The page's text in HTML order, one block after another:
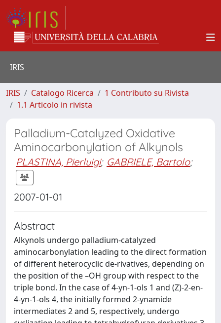
IRIS
IRIS Catalogo Ricerca
1 Contributo su Rivista
1.1 Articolo in rivista
Palladium-Catalyzed Oxidative
Aminocarbonylation of Alkynols
PLASTINA, Pierluigi; GABRIELE, Bartolo;
2007-01-01
Abstract
Alkynols undergo palladium-catalyzed
aminocarbonylation leading to the direct formation
of different heterocyclic de-rivatives, depending on
the position of the –OH group with respect to the
triple bond. In the case of 4-yn-1-ols 1 and (Z)-2-en-
4-yn-1-ols 4, the initially formed 2-ynamide
intermediates 2 and 5, respectively, undergo